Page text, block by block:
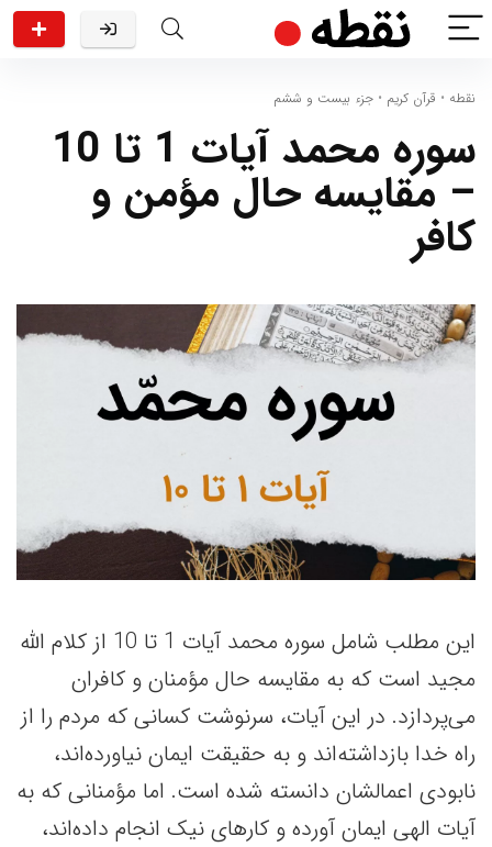
نقطه • قرآن کریم • جزء بیست و ششم
سوره محمد آیات 1 تا 10
– مقایسه حال مؤمن و
کافر
این مطلب شامل سوره محمد آیات 1 تا 10 از کلام الله
مجید است که به مقایسه حال مؤمنان و کافران
می‌پردازد. در این آیات، سرنوشت کسانی که مردم را از
راه خدا بازداشته‌اند و به حقیقت ایمان نیاورده‌اند،
نابودی اعمالشان دانسته شده است. اما مؤمنانی که به
آیات الهی ایمان آورده و کارهای نیک انجام داده‌اند،